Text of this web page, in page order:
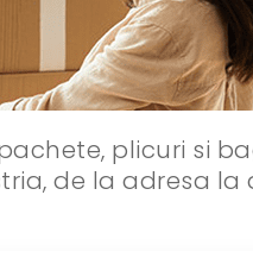
plicuri si
de la adresa la